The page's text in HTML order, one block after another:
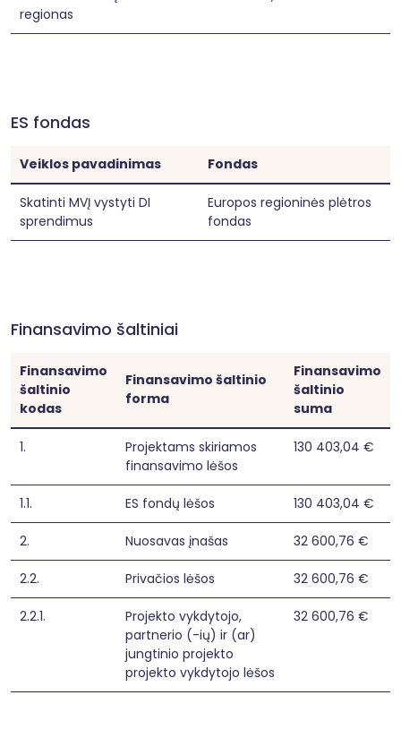
regionas
ES fondas
Veiklos pavadinimas Fondas
Skatinti MVĮ vystyti DI
sprendimus
Europos regioninės plėtros
fondas
Finansavimo šaltiniai
Finansavimo
šaltinio
kodas
Finansavimo šaltinio
forma
Finansavimo
šaltinio
suma
1.
Projektams skiriamos
finansavimo lėšos
130 403,04 €
1.1. ES fondų lėšos 130 403,04 €
2. Nuosavas įnašas 32 600,76 €
2.2. Privačios lėšos 32 600,76 €
2.2.1.
Projekto vykdytojo,
partnerio (-ių) ir (ar)
jungtinio projekto
projekto vykdytojo lėšos
32 600,76 €